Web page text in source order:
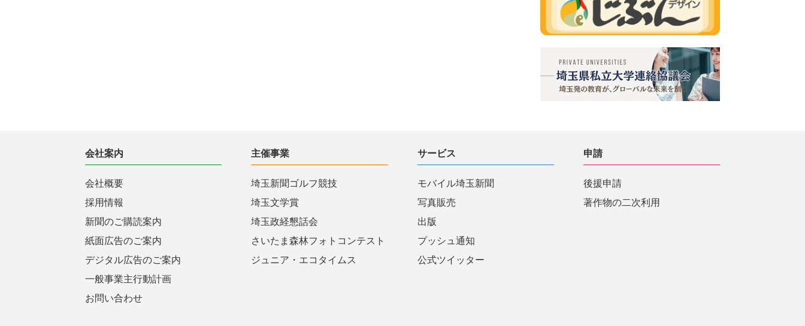
会社案内
会社概要
採用情報
新聞のご購読案内
紙面広告のご案内
デジタル広告のご案内
一般事業主行動計画
お問い合わせ
主催事業
埼玉新聞ゴルフ競技
埼玉文学賞
埼玉政経懇話会
さいたま森林フォトコンテスト
ジュニア・エコタイムス
サービス
モバイル埼玉新聞
写真販売
出版
プッシュ通知
公式ツイッター
申請
後援申請
著作物の二次利用